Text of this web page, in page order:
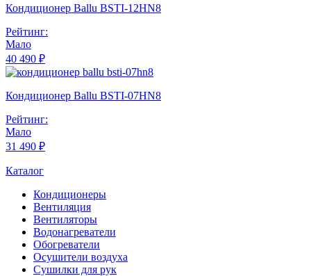
Кондиционер Ballu BSTI-12HN8
Рейтинг:
Мало
40 490 ₽
Кондиционер Ballu BSTI-07HN8
Рейтинг:
Мало
31 490 ₽
Каталог
Кондиционеры
Вентиляция
Вентиляторы
Водонагреватели
Обогреватели
Осушители воздуха
Сушилки для рук